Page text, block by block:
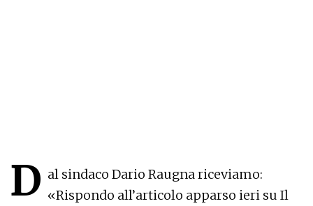
D al sindaco Dario Raugna riceviamo:
«Rispondo all’articolo apparso ieri su Il